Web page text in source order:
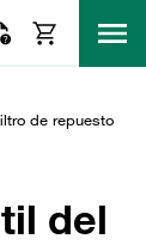
de repuesto
del